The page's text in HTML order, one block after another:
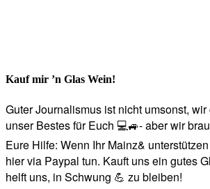
Kauf mir ’n Glas Wein!
Guter Journalismus ist nicht umsonst,
unser Bestes für Euch 💻🚙- aber wir
Eure Hilfe: Wenn Ihr Mainz&
hier via Paypal tun. Kauft uns ein gutes
helft uns, in Schwung 💪 zu bleiben!